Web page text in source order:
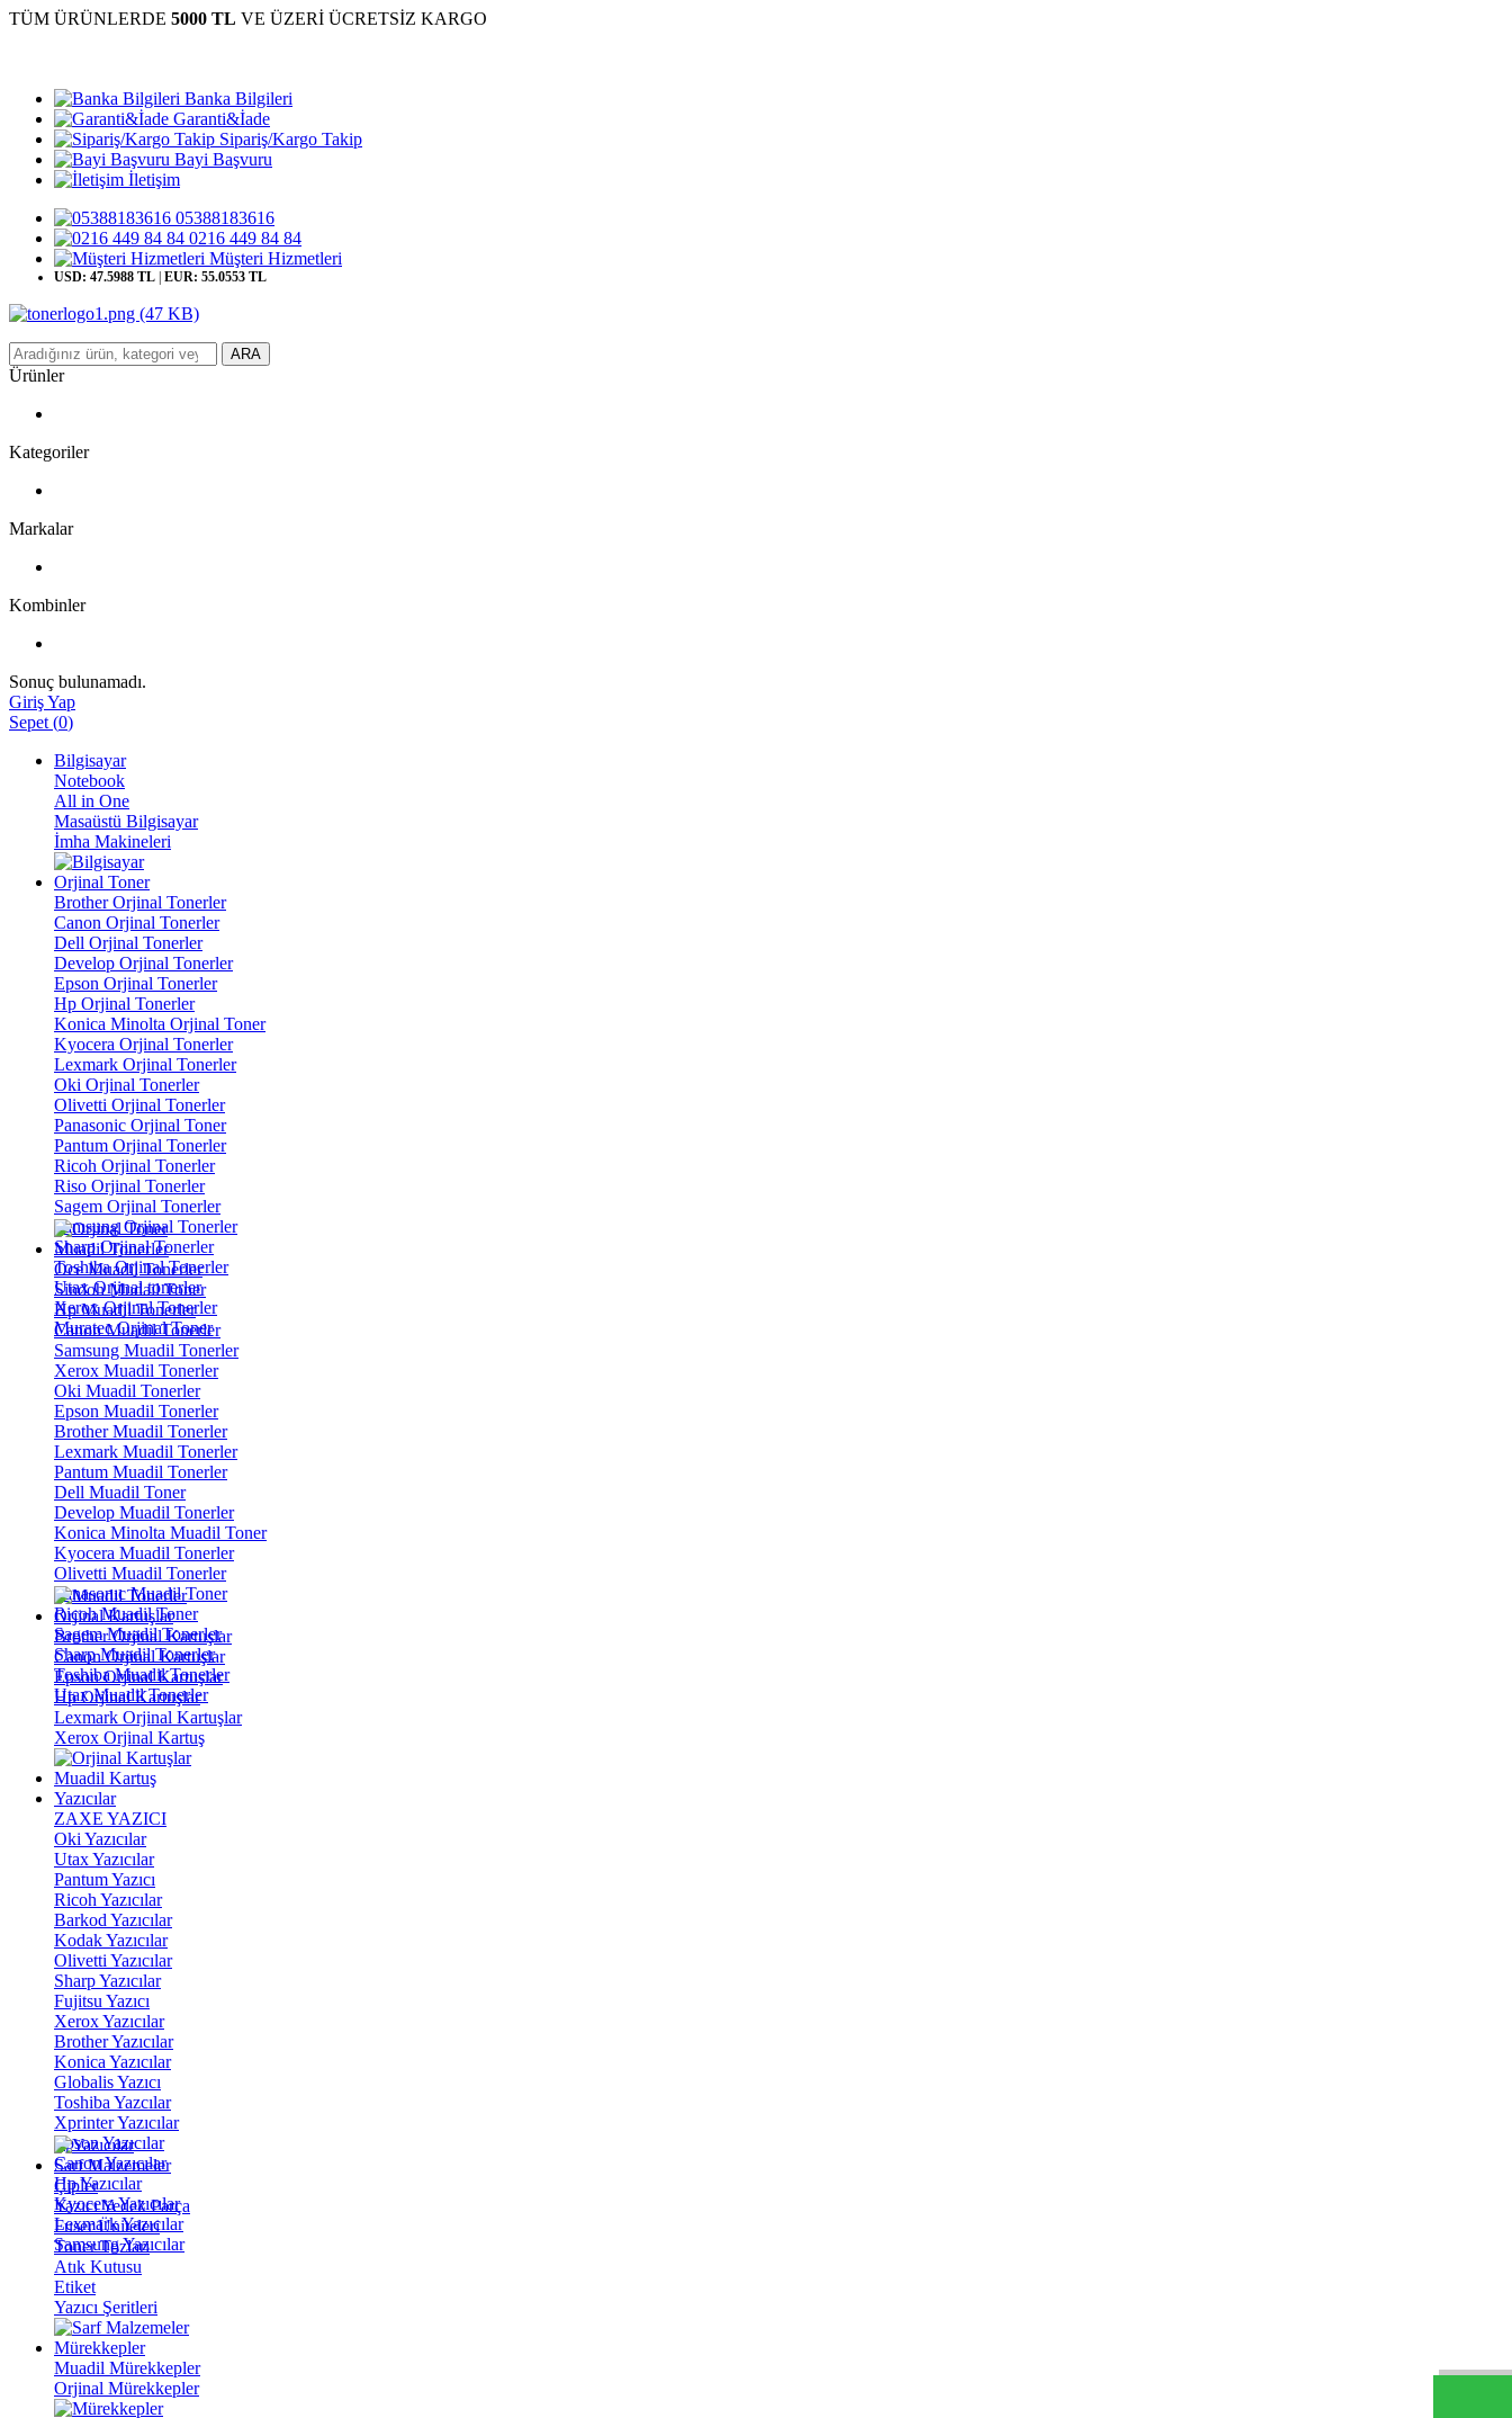
TÜM ÜRÜNLERDE 5000 TL VE ÜZERİ ÜCRETSİZ KARGO
Banka Bilgileri
Garanti&İade
Sipariş/Kargo Takip
Bayi Başvuru
İletişim
05388183616
0216 449 84 84
Müşteri Hizmetleri
USD: 47.5988 TL EUR: 55.0553 TL
ARA
Ürünler
Kategoriler
Markalar
Kombinler
Sonuç bulunamadı.
Giriş Yap
Sepet (0)
Bilgisayar
Notebook
All in One
Masaüstü Bilgisayar
İmha Makineleri
Orjinal Toner
Brother Orjinal Tonerler
Canon Orjinal Tonerler
Dell Orjinal Tonerler
Develop Orjinal Tonerler
Epson Orjinal Tonerler
Hp Orjinal Tonerler
Konica Minolta Orjinal Toner
Kyocera Orjinal Tonerler
Lexmark Orjinal Tonerler
Oki Orjinal Tonerler
Olivetti Orjinal Tonerler
Panasonic Orjinal Toner
Pantum Orjinal Tonerler
Ricoh Orjinal Tonerler
Riso Orjinal Tonerler
Sagem Orjinal Tonerler
Samsung Orjinal Tonerler
Sharp Orjinal Tonerler
Toshiba Orjinal Tonerler
Utax Orjinal tonerler
Xerox Orjinal Tonerler
Muratec Orjinal Toner
Muadil Tonerler
Oce Muadil Tonerler
Sindoh Mudail Toner
Hp Muadil Tonerler
Canon Muadil Tonerler
Samsung Muadil Tonerler
Xerox Muadil Tonerler
Oki Muadil Tonerler
Epson Muadil Tonerler
Brother Muadil Tonerler
Lexmark Muadil Tonerler
Pantum Muadil Tonerler
Dell Muadil Toner
Develop Muadil Tonerler
Konica Minolta Muadil Toner
Kyocera Muadil Tonerler
Olivetti Muadil Tonerler
Panasonıc Muadil Toner
Ricoh Muadil Toner
Sagem Muadil Tonerler
Sharp Muadil Tonerler
Toshiba Muadil Tonerler
Utax Muadil Tonerler
Orjinal Kartuşlar
Brother Orjinal Kartuşlar
Canon Orjinal Kartuşlar
Epson Orjinal Kartuşlar
Hp Orjinal Kartuşlar
Lexmark Orjinal Kartuşlar
Xerox Orjinal Kartuş
Muadil Kartuş
Yazıcılar
ZAXE YAZICI
Oki Yazıcılar
Utax Yazıcılar
Pantum Yazıcı
Ricoh Yazıcılar
Barkod Yazıcılar
Kodak Yazıcılar
Olivetti Yazıcılar
Sharp Yazıcılar
Fujitsu Yazıcı
Xerox Yazıcılar
Brother Yazıcılar
Konica Yazıcılar
Globalis Yazıcı
Toshiba Yazcılar
Xprinter Yazıcılar
Epson Yazıcılar
Canon Yazıcılar
Hp Yazıcılar
Kyocera Yazıcılar
Lexmark Yazıcılar
Samsung Yazıcılar
Sarf Malzemeler
Çipler
Yazıcı Yedek Parça
Fuser Üniteleri
Toner Tozları
Atık Kutusu
Etiket
Yazıcı Şeritleri
Mürekkepler
Muadil Mürekkepler
Orjinal Mürekkepler